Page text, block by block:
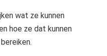
wat ze kunnen
hoe ze dat kunnen